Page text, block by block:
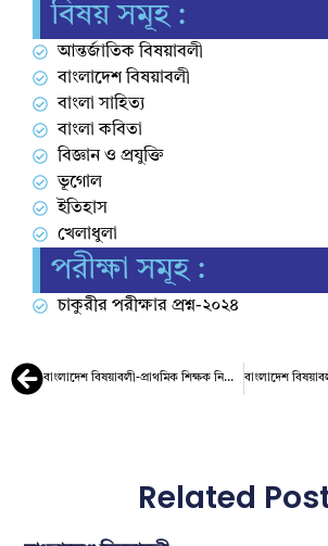
বিষয় সমূহ :
আন্তর্জাতিক বিষয়াবলী
বাংলাদেশ বিষয়াবলী
বাংলা সাহিত্য
বাংলা কবিতা
বিজ্ঞান ও প্রযুক্তি
ভূগোল
ইতিহাস
খেলাধুলা
পরীক্ষা সমূহ :
চাকুরীর পরীক্ষার প্রশ্ন-২০২৪
বাংলাদেশ বিষয়াবলী-প্রাথমিক শিক্ষক নিয়োগ –
Related